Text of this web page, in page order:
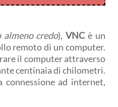
almeno credo),VNC è un
remoto di un computer.
il computer attraverso
centinaia di chilometri.
connessione ad internet,